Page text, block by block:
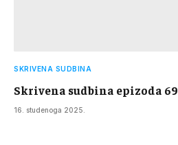
SKRIVENA SUDBINA
Skrivena sudbina epizoda 69
16. studenoga 2025.